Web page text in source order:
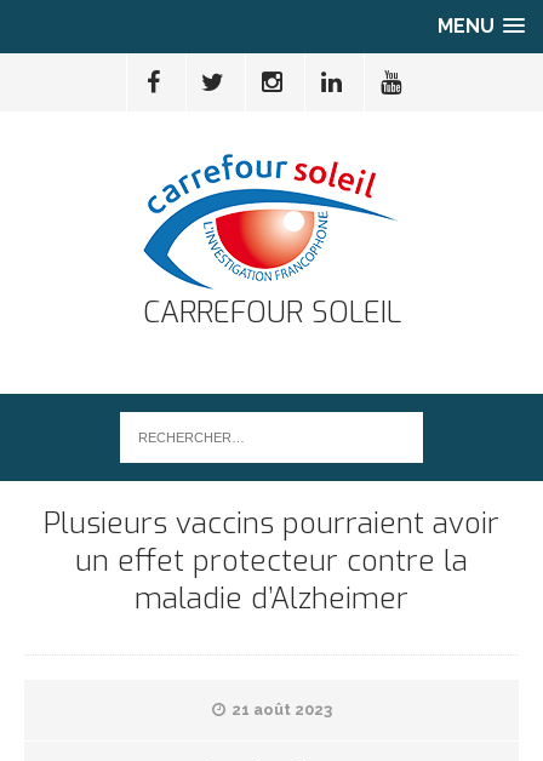
MENU
CARREFOUR SOLEIL
Plusieurs vaccins pourraient avoir
un effet protecteur contre la
maladie d’Alzheimer
21 août 2023